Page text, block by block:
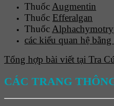
Thuốc Augmentin
Thuốc Efferalgan
Thuốc
các kiểu quan hệ
Tổng hợp bài viết tại Tra
CÁC TRANG